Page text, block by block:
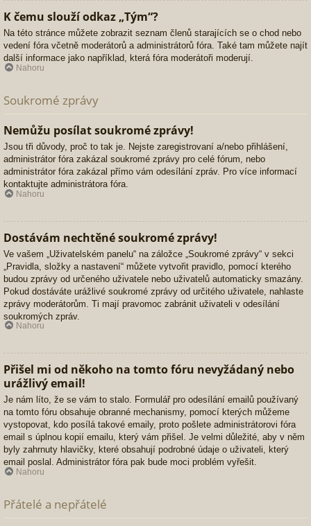
K čemu slouží odkaz „Tým“?
Na této stránce můžete zobrazit seznam členů starajících se o chod nebo
vedení fóra včetně moderátorů a administrátorů fóra. Také tam můžete najít
další informace jako například, která fóra moderátoři moderují.
Nahoru
Soukromé zprávy
Nemůžu posílat soukromé zprávy!
Jsou tři důvody, proč to tak je. Nejste zaregistrovaní a/nebo přihlášení,
administrátor fóra zakázal soukromé zprávy pro celé fórum, nebo
administrátor fóra zakázal přímo vám odesílání zpráv. Pro více informací
kontaktujte administrátora fóra.
Nahoru
Dostávám nechtěné soukromé zprávy!
Ve vašem „Uživatelském panelu“ na záložce „Soukromé zprávy“ v sekci
„Pravidla, složky a nastavení“ můžete vytvořit pravidlo, pomocí kterého
budou zprávy od určeného uživatele nebo uživatelů automaticky smazány.
Pokud dostáváte urážlivé soukromé zprávy od určitého uživatele, nahlaste
zprávy moderátorům. Ti mají pravomoc zabránit uživateli v odesílání
soukromých zpráv.
Nahoru
Přišel mi od někoho na tomto fóru nevyžádaný nebo
urážlivý email!
Je nám líto, že se vám to stalo. Formulář pro odesílání emailů používaný
na tomto fóru obsahuje obranné mechanismy, pomocí kterých můžeme
vystopovat, kdo posílá takové emaily, proto pošlete administrátorovi fóra
email s úplnou kopií emailu, který vám přišel. Je velmi důležité, aby v něm
byly zahrnuty hlavičky, které obsahují podrobné údaje o uživateli, který
email poslal. Administrátor fóra pak bude moci problém vyřešit.
Nahoru
Přátelé a nepřátelé